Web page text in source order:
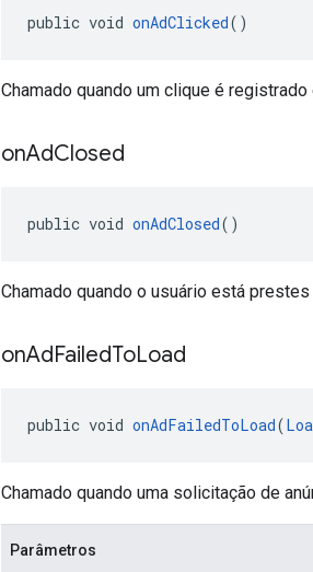
public void onAdClicked()
Chamado quando um clique é registrado
onAdClosed
public void onAdClosed()
Chamado quando o usuário está
onAdFailedToLoad
public void onAdFailedToLoad(
Chamado quando uma solicitação de
Parâmetros